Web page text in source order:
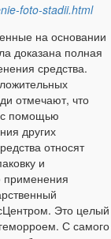
foto-stadii.html
на основании
доказана полная
средства.
отмечают, что
с помощью
других
относят
и
применения
Это целый
С самого